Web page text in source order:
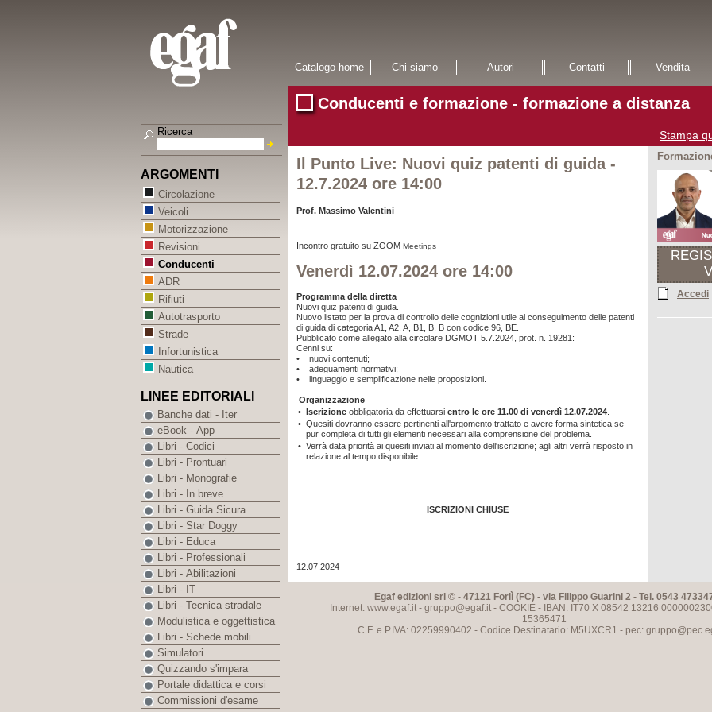
Catalogo home Chi siamo Autori Contatti Vendita
Conducenti e formazione - formazione a distanza
Stampa
Il Punto Live: Nuovi quiz patenti di guida -
12.7.2024 ore 14:00
Prof. Massimo Valentini
Incontro gratuito su ZOOM Meetings
Venerdì 12.07.2024 ore 14:00
Programma della diretta
Nuovi quiz patenti di guida.
Nuovo listato per la prova di controllo delle cognizioni utile al conseguimento delle patenti
di guida di categoria A1, A2, A, B1, B, B con codice 96, BE.
Pubblicato come allegato alla circolare DGMOT 5.7.2024, prot. n. 19281:
Cenni su:
• nuovi contenuti;
• adeguamenti normativi;
• linguaggio e semplificazione nelle proposizioni.
Organizzazione
• Iscrizione obbligatoria da effettuarsi entro le ore 11.00 di venerdì 12.07.2024
• Quesiti dovranno essere pertinenti all'argomento trattato e avere forma sintetica se
pur completa di tutti gli elementi necessari alla comprensione del problema.
• Verrà data priorità ai quesiti inviati al momento dell'iscrizione; agli altri verrà risposto in
relazione al tempo disponibile.
ISCRIZIONI CHIUSE
12.07.2024
Accedi
Egaf edizioni srl © - 47121 Forlì (FC) - via Filippo Guarini 2 - Tel. 0543
Internet: www.egaf.it - gruppo@egaf.it- COOKIE- IBAN: IT70 X 08542 13216
15365471
C.F. e P.IVA: 02259990402 - Codice Destinatario: M5UXCR1 - pec:
Ricerca
ARGOMENTI
Circolazione
Veicoli
Motorizzazione
Revisioni
Conducenti
ADR
Rifiuti
Autotrasporto
Strade
Infortunistica
Nautica
LINEE EDITORIALI
Banche dati - Iter
eBook - App
Libri - Codici
Libri - Prontuari
Libri - Monografie
Libri - In breve
Libri - Guida Sicura
Libri - Star Doggy
Libri - Educa
Libri - Professionali
Libri - Abilitazioni
Libri - IT
Libri - Tecnica stradale
Modulistica e oggettistica
Libri - Schede mobili
Simulatori
Quizzando s'impara
Portale didattica e corsi
Commissioni d'esame